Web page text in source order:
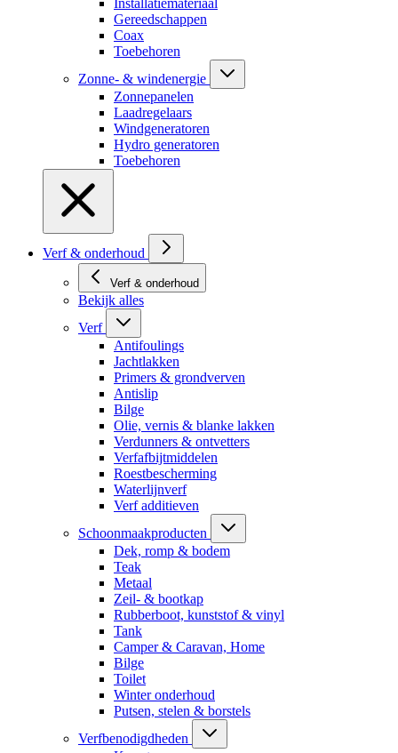
Installatiemateriaal
Gereedschappen
Coax
Toebehoren
Zonne- & windenergie
Zonnepanelen
Laadregelaars
Windgeneratoren
Hydro generatoren
Toebehoren
Verf & onderhoud
Verf & onderhoud
Bekijk alles
Verf
Antifoulings
Jachtlakken
Primers & grondverven
Antislip
Bilge
Olie, vernis & blanke lakken
Verdunners & ontvetters
Verfafbijtmiddelen
Roestbescherming
Waterlijnverf
Verf additieven
Schoonmaakproducten
Dek, romp & bodem
Teak
Metaal
Zeil- & bootkap
Rubberboot, kunststof & vinyl
Tank
Camper & Caravan, Home
Bilge
Toilet
Winter onderhoud
Putsen, stelen & borstels
Verfbenodigdheden